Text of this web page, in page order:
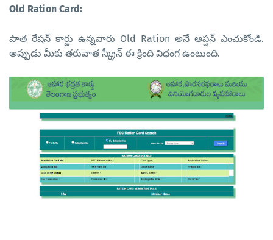
Old Ration Card:
పాత రేషన్ కార్డు ఉన్నవారు Old Ration అనే ఆప్షన్ ఎంచుకోండి.
అప్పుడు మీకు తరువాత స్క్రీన్ ఈ క్రింది విధంగ ఉంటుంది.